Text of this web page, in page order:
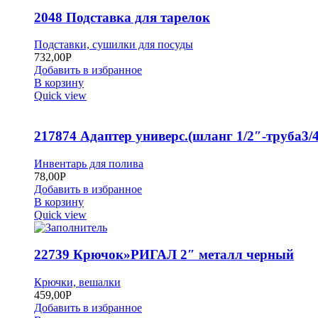
2048 Подставка для тарелок
Подставки, сушилки для посуды
732,00Р
Добавить в избранное
В корзину
Quick view
217874 Адаптер универс.(шланг 1/2″-труба3/
Инвентарь для полива
78,00Р
Добавить в избранное
В корзину
Quick view
22739 Крючок»РИГАЛ 2″ металл черный
Крючки, вешалки
459,00Р
Добавить в избранное